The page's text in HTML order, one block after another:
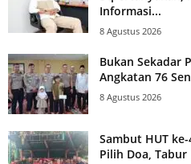
Informasi...
8 Agustus 2026
Bukan Sekadar
Angkatan 76
8 Agustus 2026
Sambut HUT
Pilih Doa, Tabur